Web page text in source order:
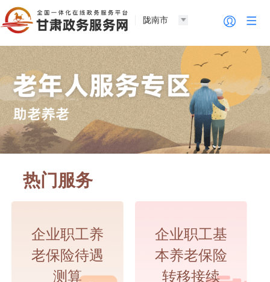
陇南市
热门服务
企业职工养
老保险待遇
测算
企业职工基
本养老保险
转移接续